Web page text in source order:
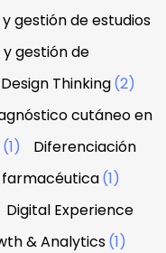
gestión de estudios
gestión de
Design Thinking(2)
cutáneo en
(1)
Diferenciación
(1)
Digital Experience
& Analytics(1)